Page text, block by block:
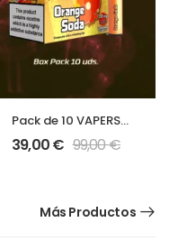
Pack de 10 VAPERS
Diamond Mist Sabor
Orange Soda
39,00€ 99,00€
Más Productos